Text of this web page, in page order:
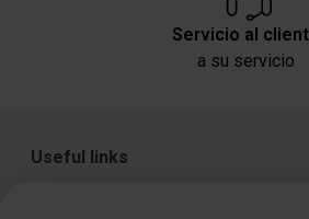
Servicio al
a su servicio
Useful links